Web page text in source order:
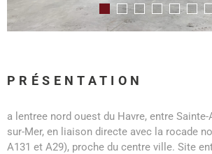
PRÉSENTATION
a lentree nord ouest du Havre, entre
sur-Mer, en liaison directe avec la rocade
A131 et A29), proche du centre ville. Site